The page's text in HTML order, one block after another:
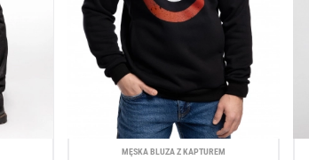
MĘSKA BLUZA Z KAPTUREM